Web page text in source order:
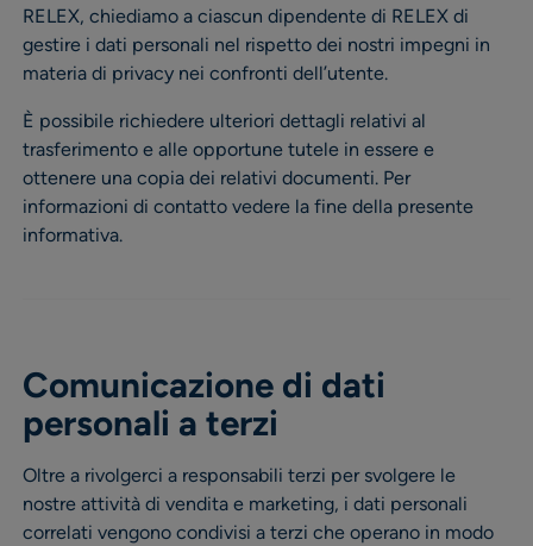
RELEX, chiediamo a ciascun dipendente di RELEX di
gestire i dati personali nel rispetto dei nostri impegni in
materia di privacy nei confronti dell’utente.
È possibile richiedere ulteriori dettagli relativi al
trasferimento e alle opportune tutele in essere e
ottenere una copia dei relativi documenti. Per
informazioni di contatto vedere la fine della presente
informativa.
Comunicazione di dati
personali a terzi
Oltre a rivolgerci a responsabili terzi per svolgere le
nostre attività di vendita e marketing, i dati personali
correlati vengono condivisi a terzi che operano in modo